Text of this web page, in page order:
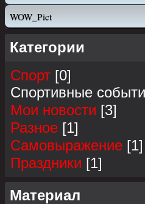
WOW_Pict
Категории
Спорт [0]
Спортивные
Мои новости [3]
Разное [1]
Самовыражение [1]
Праздники [1]
Материал